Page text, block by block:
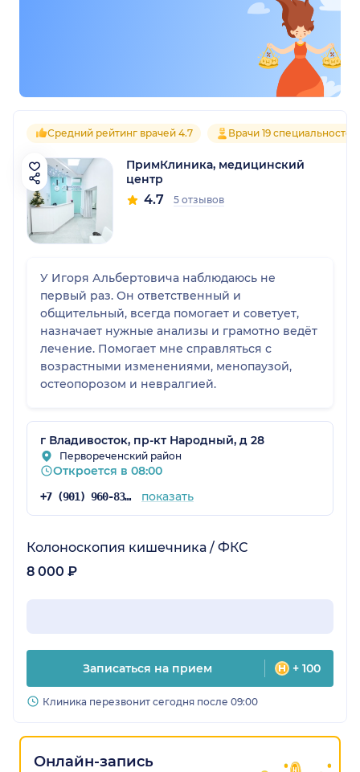
Средний рейтинг врачей 4.7 Врачи 19 специальностей
ПримКлиника, медицинский
центр
4.7 5 отзывов
У Игоря Альбертовича наблюдаюсь не
первый раз. Он ответственный и
общительный, всегда помогает и советует,
назначает нужные анализы и грамотно ведёт
лечение. Помогает мне справляться с
возрастными изменениями, менопаузой,
остеопорозом и невралгией.
г Владивосток, пр-кт Народный, д 28
Первореченский район
Откроется в 08:00
+7 (901) 960-83-49 показать
Колоноскопия кишечника / ФКС
8 000 ₽
Записаться на прием + 100
Клиника перезвонит сегодня после 09:00
Онлайн-запись